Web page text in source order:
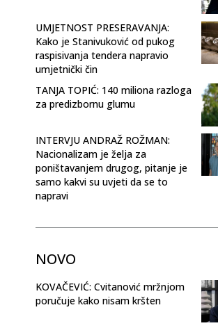
UMJETNOST PRESERAVANJA:
Kako je Stanivuković od pukog
raspisivanja tendera napravio
umjetnički čin
TANJA TOPIĆ: 140 miliona razloga
za predizbornu glumu
INTERVJU ANDRAŽ ROŽMAN:
Nacionalizam je želja za
poništavanjem drugog, pitanje je
samo kakvi su uvjeti da se to
napravi
NOVO
KOVAČEVIĆ: Cvitanović mržnjom
poručuje kako nisam kršten